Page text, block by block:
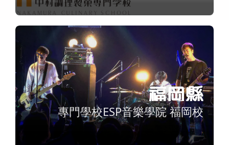
福岡縣
專門學校ESP音樂學院 福岡校